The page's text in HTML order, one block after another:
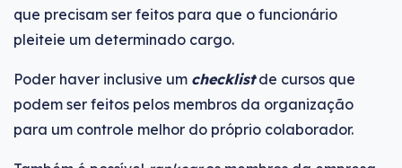
que precisam ser feitos para que o funcionário
pleiteie um determinado cargo.
Poder haver inclusive um checklist de cursos que
podem ser feitos pelos membros da organização
para um controle melhor do próprio colaborador.